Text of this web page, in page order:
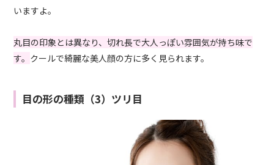
いますよ。
丸目の印象とは異なり、切れ長で大人っぽい雰囲気が持ち味で
す。 クールで綺麗な美人顔の方に多く見られます。
目の形の種類（3）ツリ目